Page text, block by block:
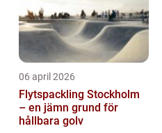
06 april 2026
Flytspackling Stockholm
– en jämn grund för
hållbara golv